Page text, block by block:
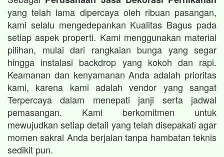
yang telah lama dipercaya oleh ribuan pasangan,
kami selalu mengedepankan Kualitas Bagus pada
setiap aspek properti. Kami menggunakan material
pilihan, mulai dari rangkaian bunga yang segar
hingga instalasi backdrop yang kokoh dan rapi.
Keamanan dan kenyamanan Anda adalah prioritas
kami, karena kami adalah vendor yang sangat
Terpercaya dalam menepati janji serta jadwal
pemasangan. Kami berkomitmen untuk
mewujudkan setiap detail yang telah disepakati agar
momen sakral Anda berjalan tanpa hambatan teknis
sedikit pun.